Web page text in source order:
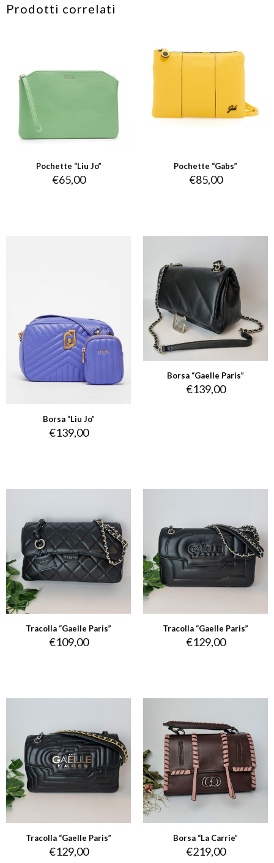
Prodotti correlati
Pochette “Liu Jo”
€65,00
Pochette “Gabs”
€85,00
Borsa “Liu Jo”
€139,00
Borsa “Gaelle Paris”
€139,00
Tracolla “Gaelle Paris”
€109,00
Tracolla “Gaelle Paris”
€129,00
Tracolla “Gaelle Paris”
€129,00
Borsa “La Carrie”
€219,00